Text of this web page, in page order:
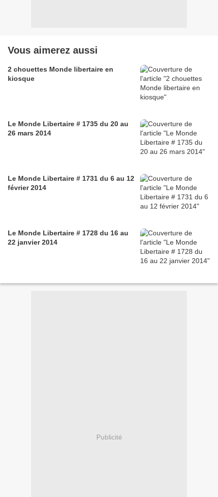
Vous aimerez aussi
2 chouettes Monde libertaire en
kiosque
Le Monde Libertaire # 1735 du 20 au
26 mars 2014
Le Monde Libertaire # 1731 du 6 au 12
février 2014
Le Monde Libertaire # 1728 du 16 au
22 janvier 2014
Publicité